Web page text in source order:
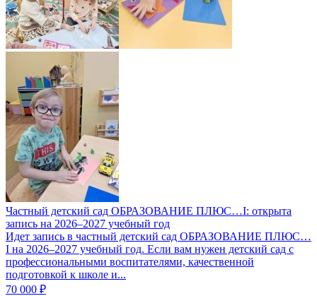
Частный детский сад ОБРАЗОВАНИЕ ПЛЮС…I: открыта
запись на 2026–2027 учебный год
Идет запись в частный детский сад ОБРАЗОВАНИЕ ПЛЮС…
I на 2026–2027 учебный год. Если вам нужен детский сад с
профессиональными воспитателями, качественной
подготовкой к школе и...
70 000 ₽